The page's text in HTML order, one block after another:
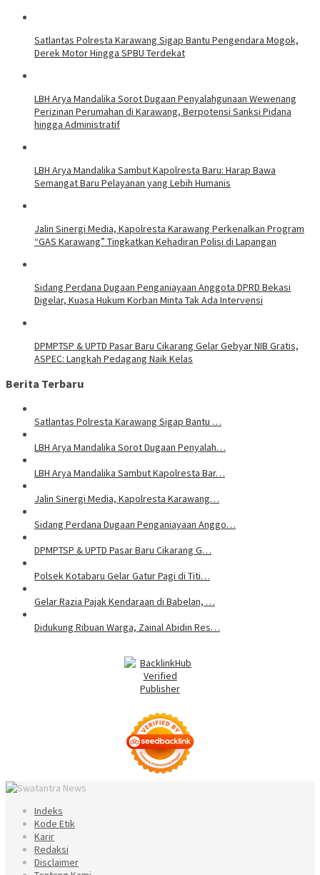
Satlantas Polresta Karawang Sigap Bantu Pengendara Mogok,
Derek Motor Hingga SPBU Terdekat
LBH Arya Mandalika Sorot Dugaan Penyalahgunaan Wewenang
Perizinan Perumahan di Karawang, Berpotensi Sanksi Pidana
hingga Administratif
LBH Arya Mandalika Sambut Kapolresta Baru: Harap Bawa
Semangat Baru Pelayanan yang Lebih Humanis
Jalin Sinergi Media, Kapolresta Karawang Perkenalkan Program
“GAS Karawang” Tingkatkan Kehadiran Polisi di Lapangan
Sidang Perdana Dugaan Penganiayaan Anggota DPRD Bekasi
Digelar, Kuasa Hukum Korban Minta Tak Ada Intervensi
DPMPTSP & UPTD Pasar Baru Cikarang Gelar Gebyar NIB Gratis,
ASPEC: Langkah Pedagang Naik Kelas
Berita Terbaru
Satlantas Polresta Karawang Sigap Bantu …
LBH Arya Mandalika Sorot Dugaan Penyalah…
LBH Arya Mandalika Sambut Kapolresta Bar…
Jalin Sinergi Media, Kapolresta Karawang…
Sidang Perdana Dugaan Penganiayaan Anggo…
DPMPTSP & UPTD Pasar Baru Cikarang G…
Polsek Kotabaru Gelar Gatur Pagi di Titi…
Gelar Razia Pajak Kendaraan di Babelan, …
Didukung Ribuan Warga, Zainal Abidin Res…
Indeks
Kode Etik
Karir
Redaksi
Disclaimer